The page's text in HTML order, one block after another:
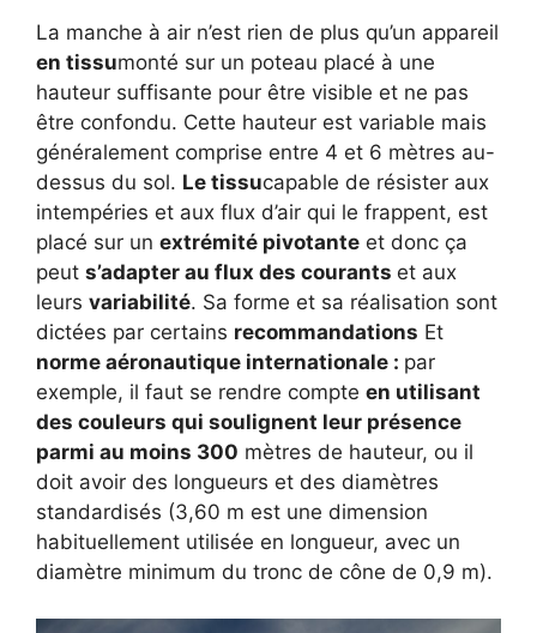
La manche à air n’est rien de plus qu’un appareil
en tissumonté sur un poteau placé à une
hauteur suffisante pour être visible et ne pas
être confondu. Cette hauteur est variable mais
généralement comprise entre 4 et 6 mètres au-
dessus du sol. Le tissucapable de résister aux
intempéries et aux flux d’air qui le frappent, est
placé sur un extrémité pivotante et donc ça
peut s’adapter au flux des courants et aux
leurs variabilité. Sa forme et sa réalisation sont
dictées par certains recommandations Et
norme aéronautique internationale : par
exemple, il faut se rendre compte en utilisant
des couleurs qui soulignent leur présence
parmi au moins 300 mètres de hauteur, ou il
doit avoir des longueurs et des diamètres
standardisés (3,60 m est une dimension
habituellement utilisée en longueur, avec un
diamètre minimum du tronc de cône de 0,9 m).